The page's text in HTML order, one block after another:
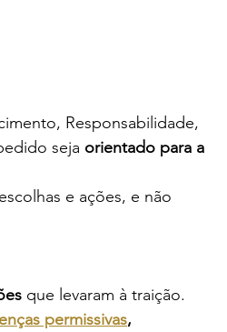
Responsabilidade,
seja orientado para a
e ações, e não
que levaram à traição.
permissivas,